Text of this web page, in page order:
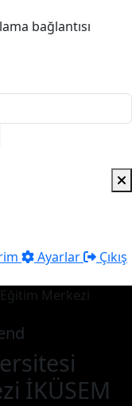
bağlantısı
Ayarlar
Çıkış
İKÜSEM